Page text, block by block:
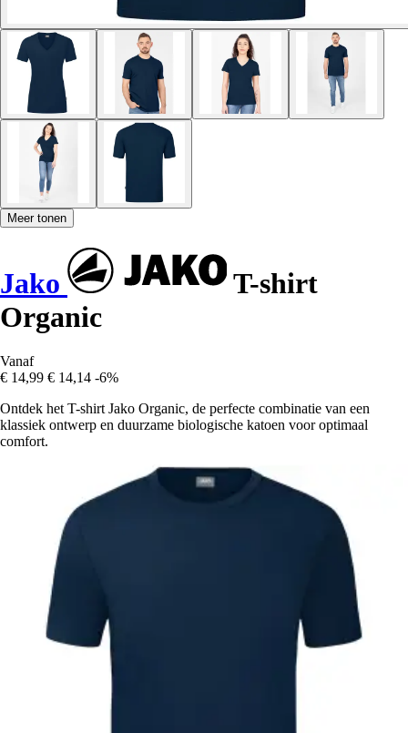
Meer tonen
Jako
T-shirt
Organic
Vanaf
€ 14,99 € 14,14 -6%
Ontdek het T-shirt Jako Organic, de perfecte combinatie van een
klassiek ontwerp en duurzame biologische katoen voor optimaal
comfort.